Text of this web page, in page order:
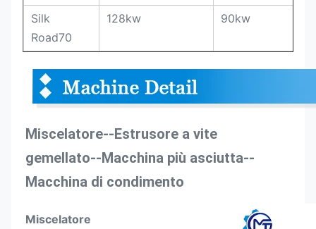
Silk
Road70
128kw 90kw
Miscelatore--Estrusore a vite
gemellato--Macchina più asciutta--
Macchina di condimento
Miscelatore